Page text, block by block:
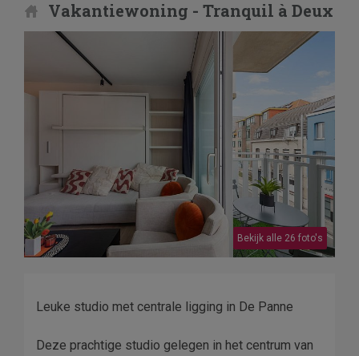
Vakantiewoning - Tranquil à Deux
Bekijk alle 26 foto's
Leuke studio met centrale ligging in De Panne
Deze prachtige studio gelegen in het centrum van